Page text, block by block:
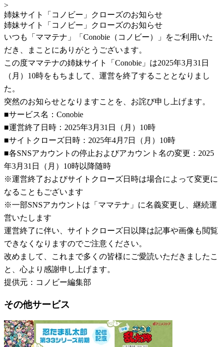
>
姉妹サイト「コノビー」クローズのお知らせ
姉妹サイト「コノビー」クローズのお知らせ
いつも「ママテナ」「Conobie（コノビー）」をご利用いた
だき、まことにありがとうございます。
この度ママテナの姉妹サイト「Conobie」は2025年3月31日
（月）10時をもちまして、運営を終了することとなりまし
た。
突然のお知らせとなりますことを、お詫び申し上げます。
■サービス名：Conobie
■運営終了日時：2025年3月31日（月）10時
■サイトクローズ日時：2025年4月7日（月）10時
■各SNSアカウントの停止およびアカウント名の変更：2025
年3月31日（月）10時以降随時
※運営終了およびサイトクローズ日時は場合によって変更に
なることもございます
※一部SNSアカウントは「ママテナ」に名義変更し、継続運
営いたします
運営終了に伴い、サイトクローズ日以降は記事や画像も閲覧
できなくなりますのでご注意ください。
改めまして、これまで多くの皆様にご愛読いただきましたこ
と、心より感謝申し上げます。
提供元：コノビー編集部
その他サービス